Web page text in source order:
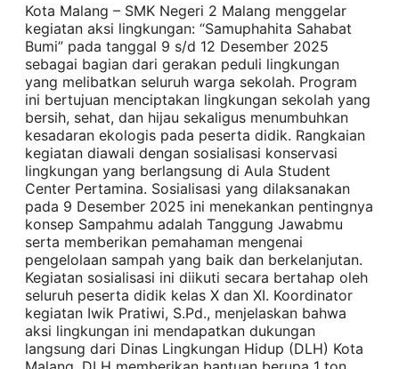
Kota Malang – SMK Negeri 2 Malang menggelar
kegiatan aksi lingkungan: “Samuphahita Sahabat
Bumi” pada tanggal 9 s/d 12 Desember 2025
sebagai bagian dari gerakan peduli lingkungan
yang melibatkan seluruh warga sekolah. Program
ini bertujuan menciptakan lingkungan sekolah yang
bersih, sehat, dan hijau sekaligus menumbuhkan
kesadaran ekologis pada peserta didik. Rangkaian
kegiatan diawali dengan sosialisasi konservasi
lingkungan yang berlangsung di Aula Student
Center Pertamina. Sosialisasi yang dilaksanakan
pada 9 Desember 2025 ini menekankan pentingnya
konsep Sampahmu adalah Tanggung Jawabmu
serta memberikan pemahaman mengenai
pengelolaan sampah yang baik dan berkelanjutan.
Kegiatan sosialisasi ini diikuti secara bertahap oleh
seluruh peserta didik kelas X dan XI. Koordinator
kegiatan Iwik Pratiwi, S.Pd., menjelaskan bahwa
aksi lingkungan ini mendapatkan dukungan
langsung dari Dinas Lingkungan Hidup (DLH) Kota